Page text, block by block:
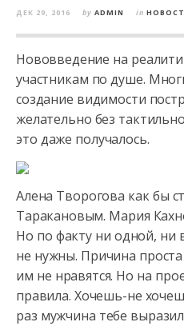
ДЕК 29, 2016 by ADMIN in
Нововведение на
участникам по душе.
создание видимости
желательно без
это даже получалось.
Алена Творогова как бы
Таракановым. Мария
Но по факту ни одной, ни
не нужны. Причина
им не нравятся. Но на
правила. Хочешь-не
раз мужчина тебе